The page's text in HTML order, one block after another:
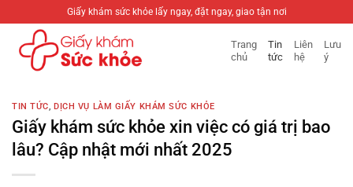
qua
Giấy khám sức khỏe lấy ngay, đặt ngay, giao tận nơi
Trang
chủ
Tin
tức
Liên
hệ
Lưu
ý
TIN TỨC,DỊCH VỤ LÀM GIẤY KHÁM SỨC KHỎE
Giấy khám sức khỏe xin việc có giá trị bao
lâu? Cập nhật mới nhất 2025